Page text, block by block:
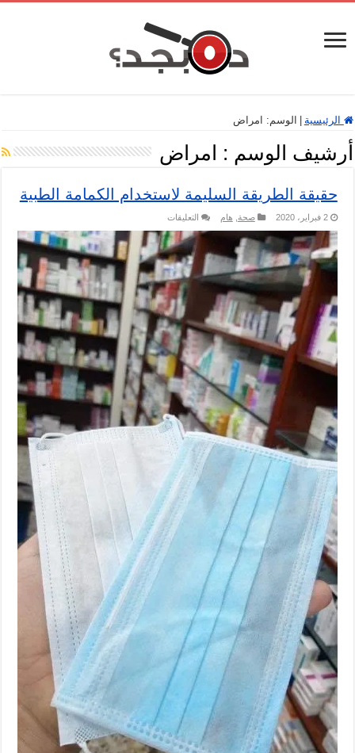
الرئيسية الوسم: امراض
أرشيف الوسم : امراض
حقيقة الطريقة السليمة لاستخدام الكمامة الطبية
2 فبراير، 2020 صحة هام التعليقات
الطريقة
السليمة
لاستخدام
الكمامة
الطبية
مغلقة